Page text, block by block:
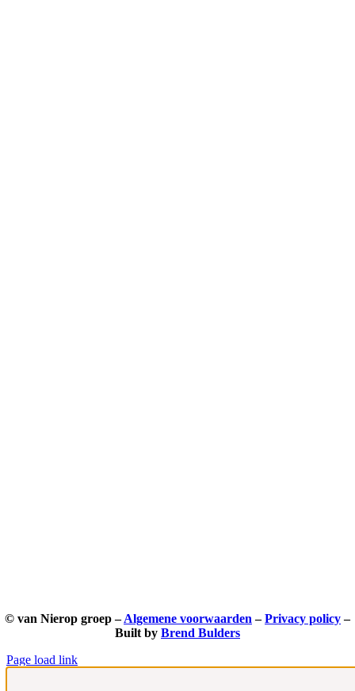
© van Nierop groep –Algemene voorwaarden –Privacy policy–
Built by Brend Bulders
Page load link
Ga